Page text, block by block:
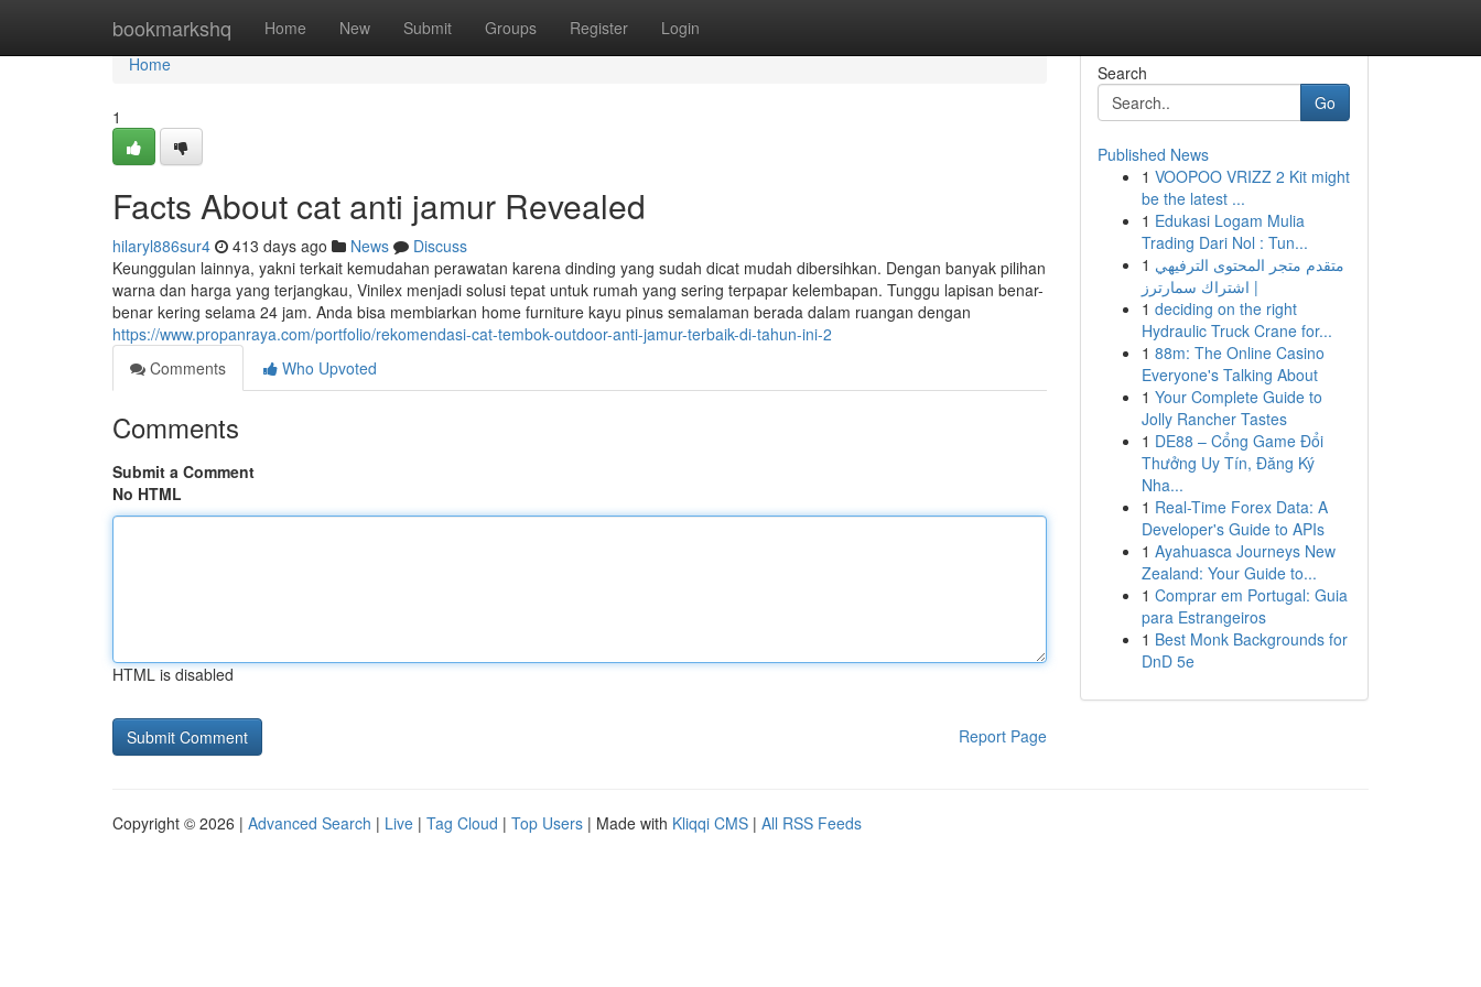
bookmarkshq Home New Submit Groups Register Login
Home
Home
1
Facts About cat anti jamur Revealed
hilaryl886sur4 413 days ago News
Discuss
Keunggulan lainnya, yakni terkait kemudahan perawatan karena dinding yang sudah dicat mudah dibersihkan. Dengan banyak pilihan
warna dan harga yang terjangkau, Vinilex menjadi solusi tepat untuk rumah yang sering terpapar kelembapan. Tunggu lapisan benar-
benar kering selama 24 jam. Anda bisa membiarkan home furniture kayu pinus semalaman berada dalam ruangan dengan
https://www.propanraya.com/portfolio/rekomendasi-cat-tembok-outdoor-anti-jamur-terbaik-di-tahun-ini-2
Comments
Who Upvoted
Comments
Submit a Comment
No HTML
HTML is disabled
Report Page
Search
Go
Published News
1 VOOPOO VRIZZ 2 Kit might
be the latest ...
1 Edukasi Logam Mulia
Trading Dari Nol : Tun...
1 متقدم متجر المحتوى الترفيهي
| اشتراك سمارترز
1 deciding on the right
Hydraulic Truck Crane for...
1 88m: The Online Casino
Everyone's Talking About
1 Your Complete Guide to
Jolly Rancher Tastes
1 DE88 – Cổng Game Đổi
Thưởng Uy Tín, Đăng Ký
Nha...
1 Real-Time Forex Data: A
Developer's Guide to APIs
1 Ayahuasca Journeys New
Zealand: Your Guide to...
1 Comprar em Portugal: Guia
para Estrangeiros
1 Best Monk Backgrounds for
DnD 5e
Copyright © 2026 | Advanced Search | Live | Tag Cloud | Top Users | Made with Kliqqi CMS | All RSS Feeds